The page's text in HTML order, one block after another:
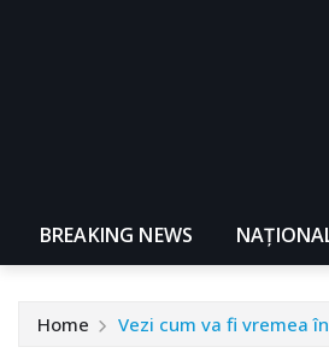
BREAKING NEWS
Home Vezi cum va fi vremea